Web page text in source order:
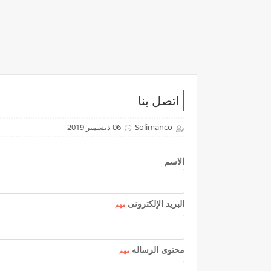
اتصل بنا
Solimanco 06 ديسمبر 2019
الاسم
البريد الإلكترونى مهم
محتوى الرساله مهم